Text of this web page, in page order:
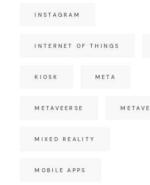
INSTAGRAM
INTERNET OF THINGS
KIOSK META
METAVEERSE
MIXED REALITY
MOBILE APPS